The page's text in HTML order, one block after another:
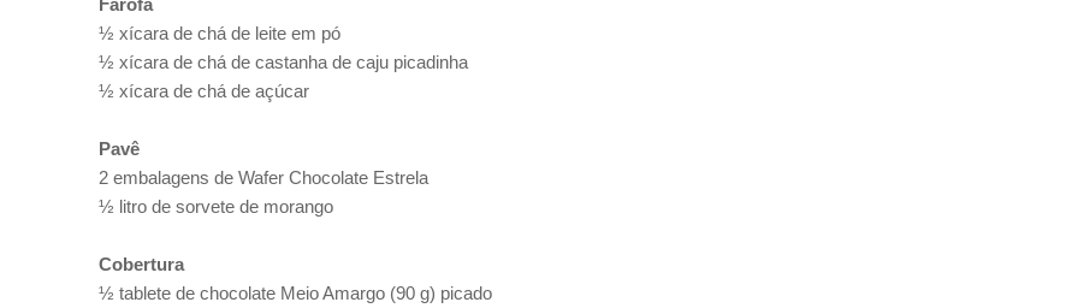
Farofa
½ xícara de chá de leite em pó
½ xícara de chá de castanha de caju picadinha
½ xícara de chá de açúcar
Pavê
2 embalagens de Wafer Chocolate Estrela
½ litro de sorvete de morango
Cobertura
½ tablete de chocolate Meio Amargo (90 g) picado